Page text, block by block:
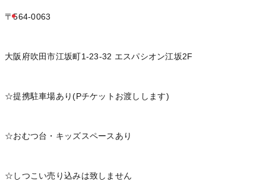
〒564-0063
大阪府吹田市江坂町1-23-32 エスパシオン江坂2F
☆提携駐車場あり(Pチケットお渡しします)
☆おむつ台・キッズスペースあり
☆しつこい売り込みは致しません